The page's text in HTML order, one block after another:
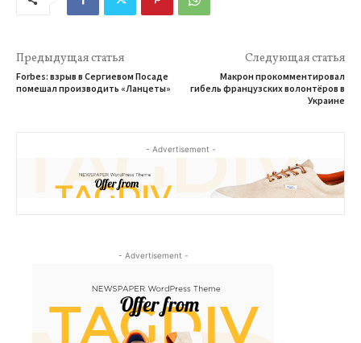
Предыдущая статья
Forbes: взрыв в Сергиевом Посаде
помешал производить «Ланцеты»
Следующая статья
Макрон прокомментировал
гибель французских волонтёров в
Украине
- Advertisement -
- Advertisement -